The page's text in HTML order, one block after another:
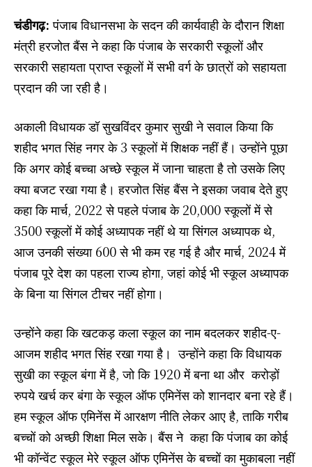
चंडीगढ़:पंजाब विधानसभा के सदन की कार्यवाही के दौरान शिक्षा
मंत्री हरजोत बैंस ने कहा कि पंजाब के सरकारी स्कूलों और
सरकारी सहायता प्राप्त स्कूलों में सभी वर्ग के छात्रों को सहायता
प्रदान की जा रही है।
अकाली विधायक डॉ सुखविंदर कुमार सुखी ने सवाल किया कि
शहीद भगत सिंह नगर के 3 स्कूलों में शिक्षक नहीं हैं। उन्होंने पूछा
कि अगर कोई बच्चा अच्छे स्कूल में जाना चाहता है तो उसके लिए
क्या बजट रखा गया है। हरजोत सिंह बैंस ने इसका जवाब देते हुए
कहा कि मार्च, 2022 से पहले पंजाब के 20,000 स्कूलों में से
3500 स्कूलों में कोई अध्यापक नहीं थे या सिंगल अध्यापक थे,
आज उनकी संख्या 600 से भी कम रह गई है और मार्च, 2024 में
पंजाब पूरे देश का पहला राज्य होगा, जहां कोई भी स्कूल अध्यापक
के बिना या सिंगल टीचर नहीं होगा।
उन्होंने कहा कि खटकड़ कला स्कूल का नाम बदलकर शहीद-ए-
आजम शहीद भगत सिंह रखा गया है। उन्होंने कहा कि विधायक
सुखी का स्कूल बंगा में है, जो कि 1920 में बना था और करोड़ों
रुपये खर्च कर बंगा के स्कूल ऑफ एमिनेंस को शानदार बना रहे हैं।
हम स्कूल ऑफ एमिनेंस में आरक्षण नीति लेकर आए है, ताकि गरीब
बच्चों को अच्छी शिक्षा मिल सके। बैंस ने कहा कि पंजाब का कोई
भी कॉन्वेंट स्कूल मेरे स्कूल ऑफ एमिनेंस के बच्चों का मुकाबला नहीं